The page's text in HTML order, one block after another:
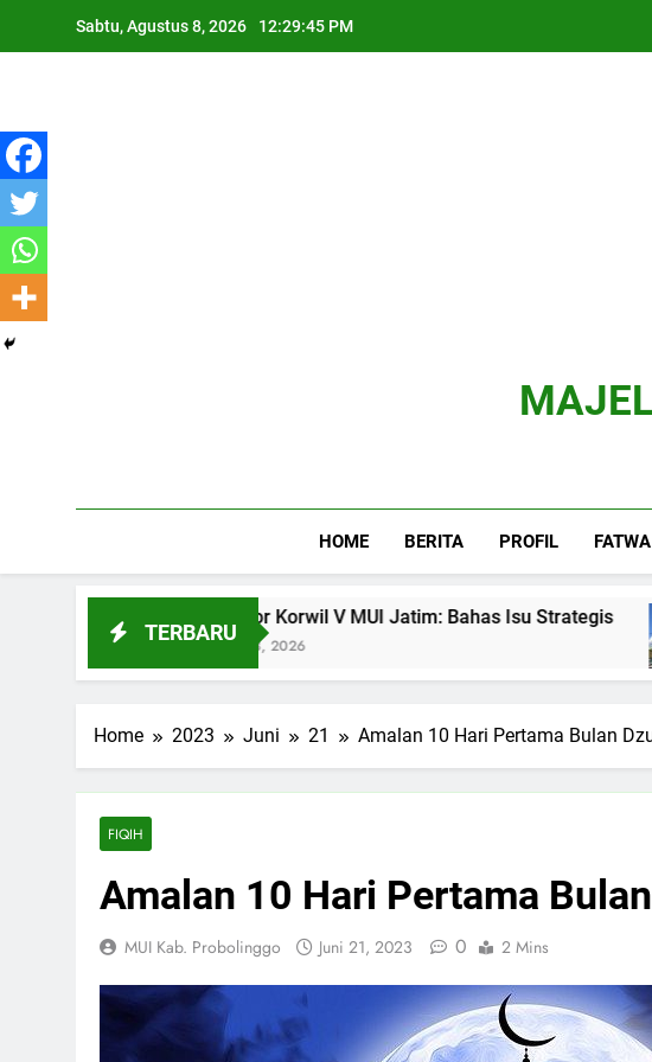
Sabtu, Agustus 8, 2026 12:29:46 PM
HOME BERITA PROFIL FATWA
TERBARU
Rakor Korwil V MUI Jatim: Bahas Isu Strategis
Juli 28, 2026
Home 2023 Juni 21 Amalan 10 Hari Pertama Bulan
FIQIH
Amalan 10 Hari Pertama
MUI Kab. Probolinggo Juni 21, 2023 0 2 Mins